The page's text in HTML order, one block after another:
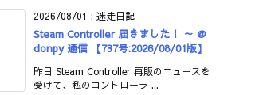
2026/08/01 : 迷走日記
Steam Controller 届きました！ ～ @
donpy 通信 【737号:2026/08/01版】
昨日 Steam Controller 再販のニュースを
受けて、私のコントローラ ...